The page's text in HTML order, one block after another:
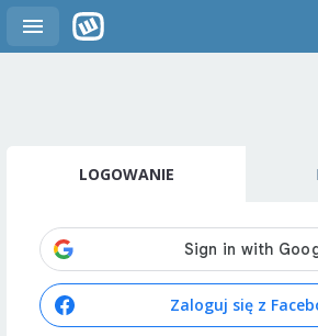
LOGOWANIE
Zaloguj się z